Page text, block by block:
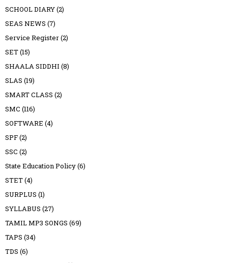
SCHOOL DIARY(2)
SEAS NEWS (7)
Service Register(2)
SET(15)
SHAALA SIDDHI (8)
SLAS (19)
SMART CLASS (2)
SMC (116)
SOFTWARE (4)
SPF(2)
SSC (2)
State Education Policy(6)
STET(4)
SURPLUS (1)
SYLLABUS (27)
TAMIL MP3 SONGS (69)
TAPS (34)
TDS (6)